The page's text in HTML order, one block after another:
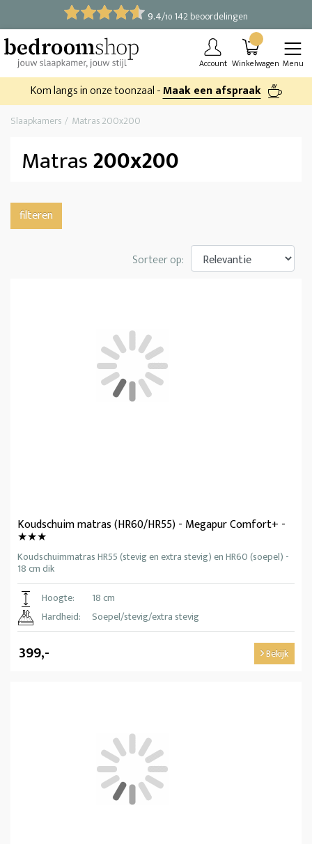
9.4/10 142 beoordelingen
Account Winkelwagen Menu
Kom langs in onze toonzaal -Maak een afspraak
Slaapkamers Matras 200x200
Matras200x200
filteren
Sorteer op:
Koudschuim matras (HR60/HR55) - Megapur Comfort+ -
★★★
Koudschuimmatras HR55 (stevig en extra stevig) en HR60 (soepel) -
18 cm dik
Hoogte:
18 cm
Hardheid:
Soepel/stevig/extra stevig
399,- Bekijk